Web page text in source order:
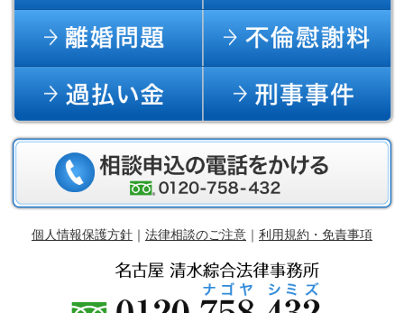
個人情報保護方針 ｜ 法律相談のご注意 ｜ 利用規約・免責事項